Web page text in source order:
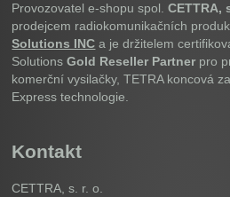
Provozovatel e-shopu spol.CETTRA,
prodejcem radiokomunikačních
Solutions INC a je držitelem
SolutionsGold Reseller Partner pro
komerční vysilačky, TETRA koncová
Express technologie.
Kontakt
CETTRA, s. r. o.